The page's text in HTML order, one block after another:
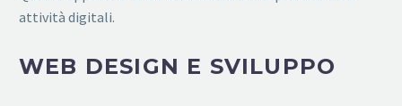
attività digitali.
WEB DESIGN E SVILUPPO